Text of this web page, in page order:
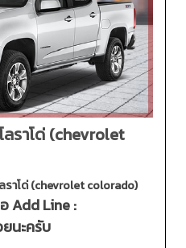
ลราโด่ (chevrolet
ลราโด่ (chevrolet colorado)
Add Line :
ยนะครับ